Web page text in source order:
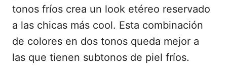
tonos fríos crea un look etéreo reservado
a las chicas más cool. Esta combinación
de colores en dos tonos queda mejor a
las que tienen subtonos de piel fríos.